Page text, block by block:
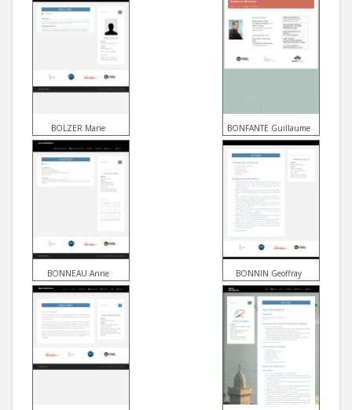
BOLZER Marie BONFANTE Guillaume
BONNEAU Anne BONNIN Geoffray